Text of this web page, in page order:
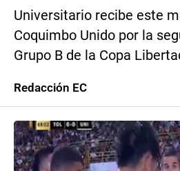
Universitario recibe este
Coquimbo Unido por la
Grupo B de la Copa
Redacción EC